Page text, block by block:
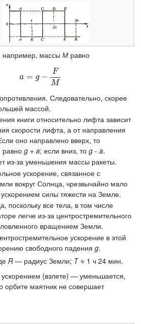
например, массы Мравно
a = g −
F
M
a= g−F M
Следовательно, скорее
массой.
книги относительно лифта зависит
скорости лифта, а от направления
оно направлено вверх, то
равно g+ a; если вниз, то g- a.
из-за уменьшения массы ракеты.
ускорение, связанное с
вокруг Солнца, чрезвычайно мало
силы тяжести на Земле.
поскольку все тела, в том числе
легче из-за центростремительного
вращением Земли.
ускорение в этой
свободного падения g.
R— радиус Земли; T≈ 1 ч 24 мин.
(взлете) — уменьшается,
орбите маятник не совершает